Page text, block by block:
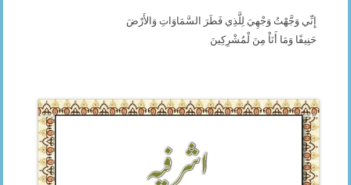
إِنِّي وَجَّهْتُ وَجْهِيَ لِلَّذِي فَطَرَ السَّمَاوَاتِ وَالأَرْضَ
حَنِيفًا وَمَا أَنَاْ مِنَ لْمُشْرِكِينَ